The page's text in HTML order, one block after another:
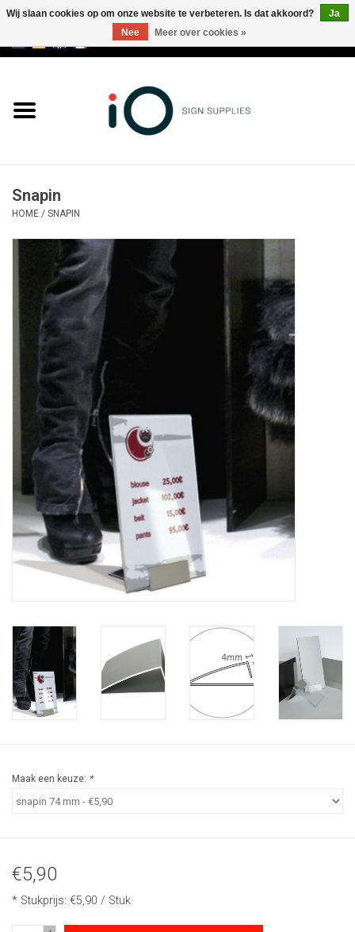
Merken
Bel ons op +32 3 353 67 63
Snapin
HOME / SNAPIN
Maak een keuze: *
€5,90
* Stukprijs: €5,90 / Stuk
Wij slaan cookies op om onze website te verbeteren. Is dat akkoord?
Ja
Nee
Meer over cookies »